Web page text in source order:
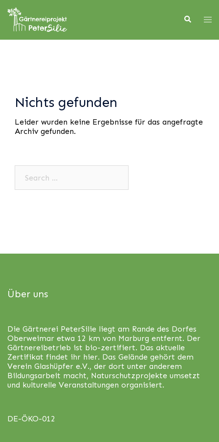
to
content
Search
Nichts gefunden
Leider wurden keine Ergebnisse für das angefragte
Archiv gefunden.
Über uns
Die Gärtnerei PeterSilie liegt am Rande des Dorfes
Oberweimar etwa 12 km von Marburg entfernt. Der
Gärtnereibetrieb ist bio-zertifiert. Das aktuelle
Zertifikat findet ihr hier. Das Gelände gehört dem
Verein Glashüpfer e.V., der dort unter anderem
Bildungsarbeit macht, Naturschutzprojekte umsetzt
und kulturelle Veranstaltungen organisiert.
DE-ÖKO-012